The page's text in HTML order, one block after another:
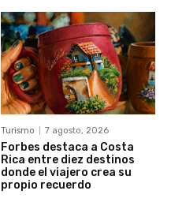
Turismo 7 agosto, 2026
Forbes destaca a Costa
Rica entre diez destinos
donde el viajero crea su
propio recuerdo